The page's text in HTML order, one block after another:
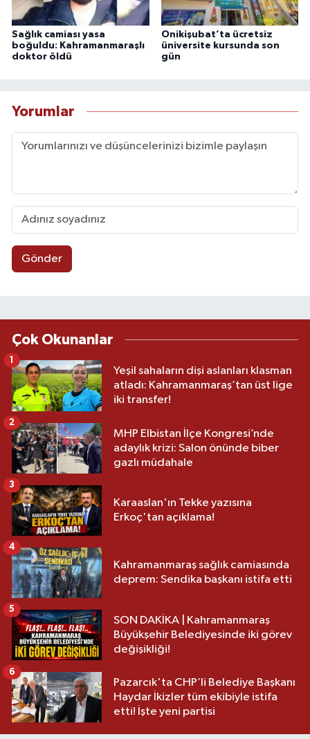
Sağlık camiası yasa
boğuldu: Kahramanmaraşlı
doktor öldü
Onikişubat’ta ücretsiz
üniversite kursunda son
gün
Yorumlar
Gönder
Çok Okunanlar
Yeşil sahaların dişi aslanları klasman
atladı: Kahramanmaraş’tan üst lige
iki transfer!
1
MHP Elbistan İlçe Kongresi’nde
adaylık krizi: Salon önünde biber
gazlı müdahale
2
Karaaslan'ın Tekke yazısına
Erkoç'tan açıklama!
3
Kahramanmaraş sağlık camiasında
deprem: Sendika başkanı istifa etti
4
SON DAKİKA | Kahramanmaraş
Büyükşehir Belediyesinde iki görev
değişikliği!
5
Pazarcık'ta CHP’li Belediye Başkanı
Haydar İkizler tüm ekibiyle istifa
etti! İşte yeni partisi
6